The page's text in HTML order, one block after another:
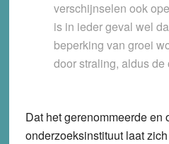
verschijnselen ook
is in ieder geval wel
beperking van groei
door straling, aldus de
Dat het gerenommeerde en
onderzoeksinstituut laat